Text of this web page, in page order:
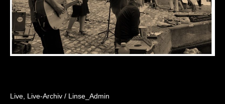
Live Live-Archiv / Linse_Admin